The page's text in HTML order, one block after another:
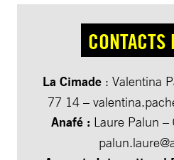
CONTACTS
La Cimade : Valentina
77 14 –
Anafé : Laure Palun